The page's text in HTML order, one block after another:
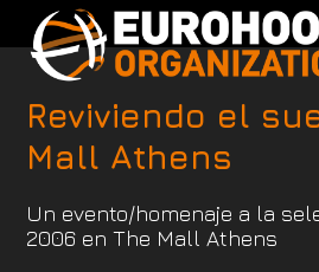
content
Open
mobile
menu
Close
mobile
menu
Reviviendo el
Mall Athens
Un evento/homenaje a la
2006 en The Mall Athens